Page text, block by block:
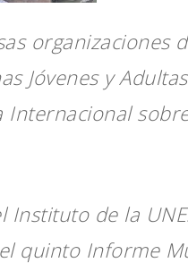
organizaciones
Jóvenes y
de la
quinto Informe